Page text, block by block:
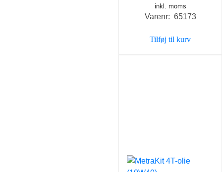
oprindelige
pris
498,00 kr..
inkl. moms
Varenr: 65173
Tilføj til kurv